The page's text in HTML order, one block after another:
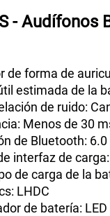
- Audífonos
de forma de
estimada de la
de ruido:
Menos de 30
de Bluetooth: 6.0
interfaz de
de carga de la
LHDC
de batería: LED